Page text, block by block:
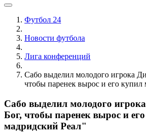
Футбол 24
Новости футбола
Лига конференций
Сабо выделил молодого игрока
чтобы паренек вырос и его купил
Сабо выделил молодого
Бог, чтобы паренек вырос и
мадридский Реал"